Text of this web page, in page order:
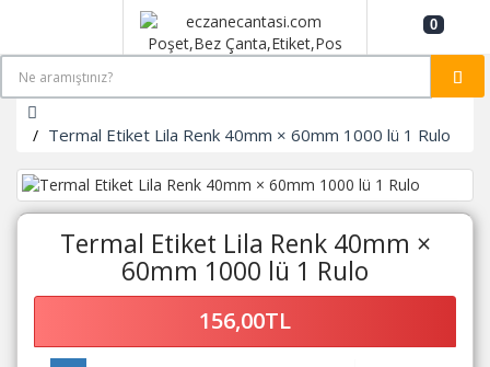
0
Termal Etiket Lila Renk 40mm × 60mm 1000 lü 1 Rulo
Termal Etiket Lila Renk 40mm ×
60mm 1000 lü 1 Rulo
156,00TL